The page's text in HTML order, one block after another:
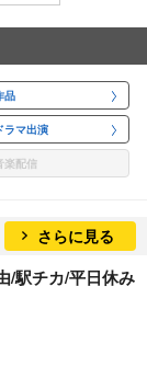
品
ラマ出演
楽配信
さらに見る
/駅チカ/平日休み